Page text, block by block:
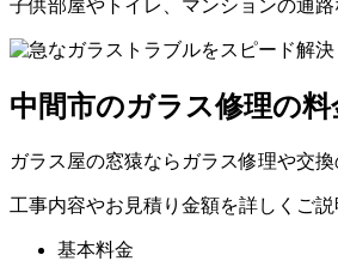
子供部屋やトイレ、マンションの通
中間市のガラス修理の
ガラス屋の窓猿ならガラス修理や交
工事内容やお見積り金額を詳しくご
基本料金